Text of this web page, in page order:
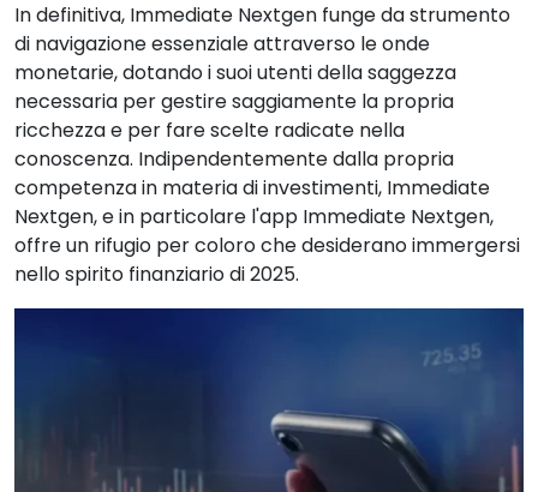
In definitiva, Immediate Nextgen funge da strumento
di navigazione essenziale attraverso le onde
monetarie, dotando i suoi utenti della saggezza
necessaria per gestire saggiamente la propria
ricchezza e per fare scelte radicate nella
conoscenza. Indipendentemente dalla propria
competenza in materia di investimenti, Immediate
Nextgen, e in particolare l'app Immediate Nextgen,
offre un rifugio per coloro che desiderano immergersi
nello spirito finanziario di 2025.